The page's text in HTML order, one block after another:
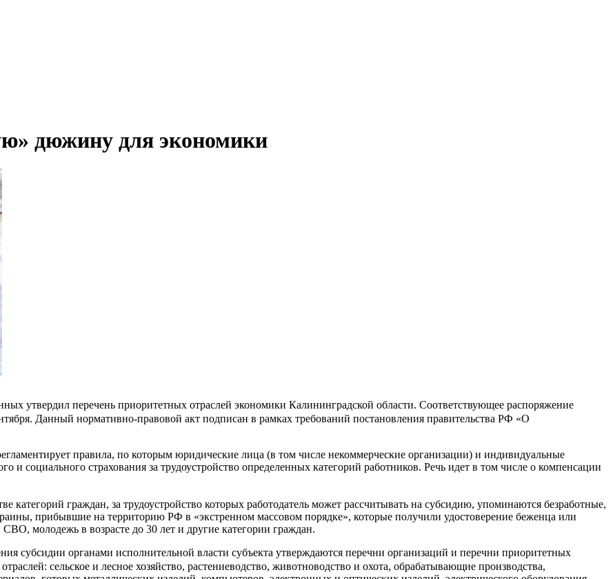
дюжину для экономики
утвердил перечень приоритетных отраслей экономики Калининградской области. Соответствующее распоряжение
Данный нормативно-правовой акт подписан в рамках требований постановления правительства РФ «О
правила, по которым юридические лица (в том числе некоммерческие организации) и индивидуальные
социального страхования за трудоустройство определенных категорий работников. Речь идет в том числе о компенсации
категорий граждан, за трудоустройство которых работодатель может рассчитывать на субсидию, упоминаются безработные,
прибывшие на территорию РФ в «экстренном массовом порядке», которые получили удостоверение беженца или
молодежь в возрасте до 30 лет и другие категории граждан.
субсидии органами исполнительной власти субъекта утверждаются перечни организаций и перечни приоритетных
сельское и лесное хозяйство, растениеводство, животноводство и охота, обрабатывающие производства,